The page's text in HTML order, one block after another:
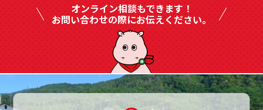
ご
用
オンライン相談もできます！
お問い合わせの際にお伝えください。